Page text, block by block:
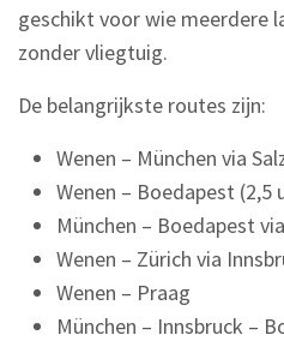
geschikt voor wie meerdere
zonder vliegtuig.
De belangrijkste routes zijn:
Wenen – München via
Wenen – Boedapest (2,5
München – Boedapest
Wenen – Zürich via
Wenen – Praag
München – Innsbruck –